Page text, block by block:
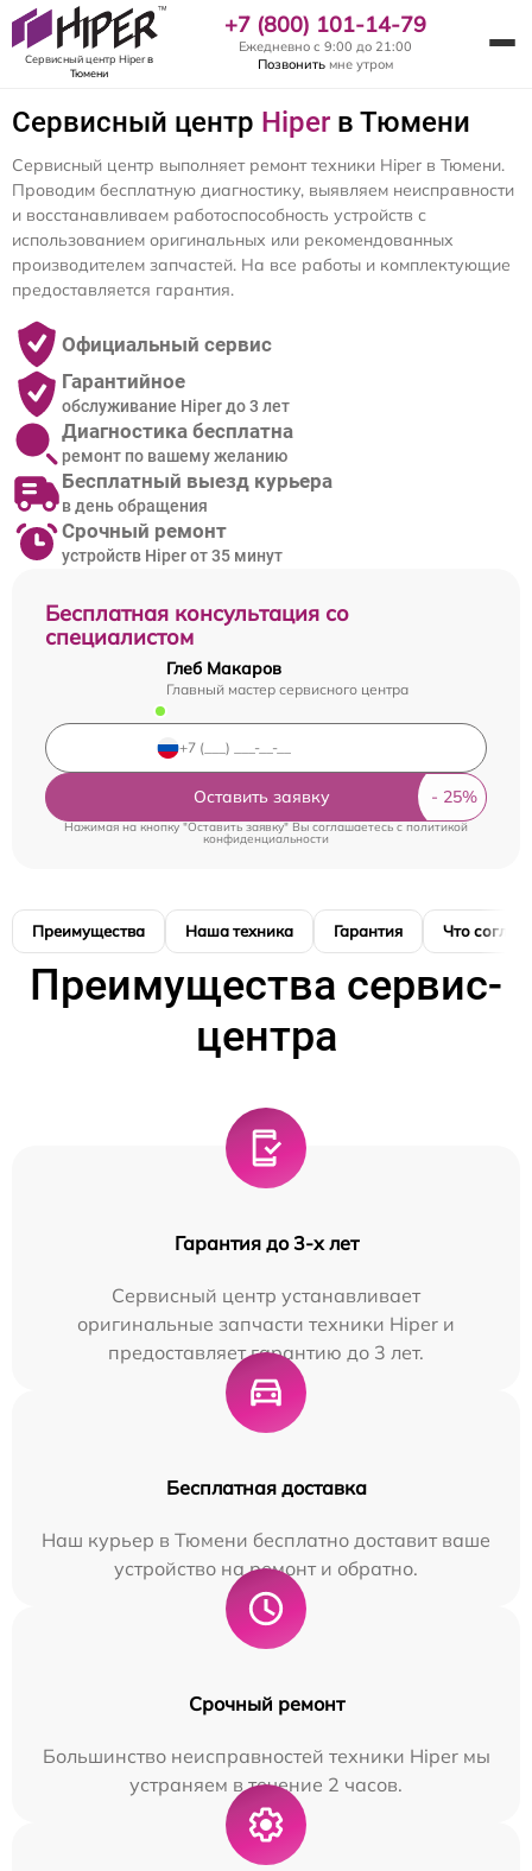
Сервисный центр Hiperв
Тюмени
+7 (800) 101-14-79
Ежедневно с 9:00 до 21:00
Позвонить мне утром
Сервисный центр Hiper в Тюмени
Бесплатная консультация со
специалистом
Глеб Макаров
Главный мастер сервисного центра
Оставить заявку
Нажимая на кнопку "Оставить заявку" Вы соглашаетесь cполитикой
конфиденциальности
Сервисный центр выполняет ремонт техники Hiper в Тюмени.
Проводим бесплатную диагностику, выявляем неисправности
и восстанавливаем работоспособность устройств с
использованием оригинальных или рекомендованных
производителем запчастей. На все работы и комплектующие
предоставляется гарантия.
Официальный сервис
Гарантийное
обслуживание Hiper до 3 лет
Диагностика бесплатна
ремонт по вашему желанию
Бесплатный выезд курьера
в день обращения
Срочный ремонт
устройств Hiper от 35 минут
Преимущества Наша техника Гарантия Что
Преимущества сервис-
центра
Гарантия до 3-х лет
Сервисный центр устанавливает
оригинальные запчасти техники Hiper и
предоставляет гарантию до 3 лет.
Бесплатная доставка
Наш курьер в Тюмени бесплатно доставит ваше
устройство на ремонт и обратно.
Срочный ремонт
Большинство неисправностей техники Hiper мы
устраняем в течение 2 часов.